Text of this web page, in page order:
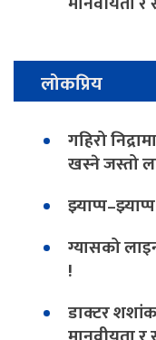
लोकप्रिय
गहिरो
खस्ने जस्तो
ग्यासको
!
डाक्टर